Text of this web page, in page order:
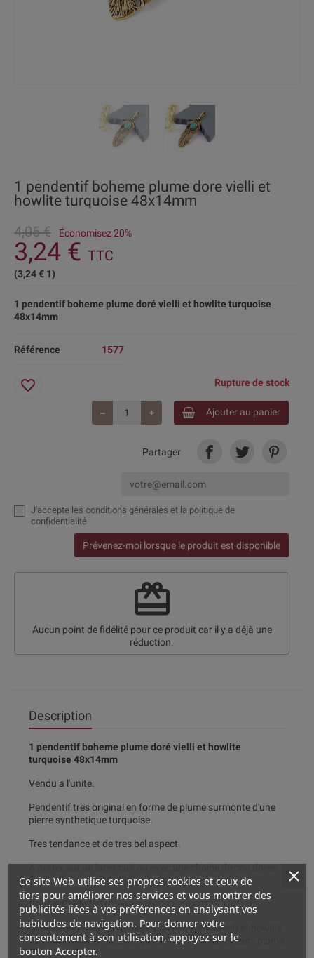
1 pendentif boheme plume dore vielli et
howlite turquoise 48x14mm
4,05 €
Économisez 20%
3,24 € TTC
(3,24 € 1)
1 pendentif boheme plume doré vielli et howlite turquoise
48x14mm
Référence 1577
Rupture de stock
Ajouter au panier
favorite_border
Partager
J'accepte les conditions générales et la politique de
confidentialité
Prévenez-moi lorsque le produit est disponible
redeem
Aucun point de fidélité pour ce produit car il y a déjà une
réduction.
Description
1 pendentif boheme plume doré vielli et howlite
turquoise 48x14mm
Vendu a l'unite.
Pendentif tres original en forme de plume surmonte d'une
pierre synthetique turquoise.
Tres tendance et de tres bel aspect.
A porter sur un lacet cuir ou avec une chaine de cou doree
vieilli.
Origine Chine.
Dimensions . 43mm Qualite . cuivre argente vieilli et howlite
turquoise. Alliage de zinc, garanti sans nickel et sans plomb
Ce site Web utilise ses propres cookies et ceux de
tiers pour améliorer nos services et vous montrer des
publicités liées à vos préférences en analysant vos
habitudes de navigation. Pour donner votre
consentement à son utilisation, appuyez sur le
bouton Accepter.